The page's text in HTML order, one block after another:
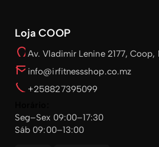
Loja COOP
Av. Vladimir Lenine 2177, Coop,
info@irfitnessshop.co.mz
+258827395099
Seg–Sex 09:00–17:30
Sáb 09:00–13:00